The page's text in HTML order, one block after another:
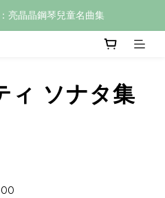
亮晶晶鋼琴兒童名曲集
ィ ソナタ集